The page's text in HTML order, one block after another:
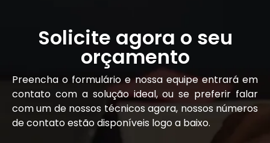
Solicite agora o seu
orçamento
Preencha o formulário e nossa equipe entrará em
contato com a solução ideal, ou se preferir falar
com um de nossos técnicos agora, nossos números
de contato estão disponíveis logo a baixo.